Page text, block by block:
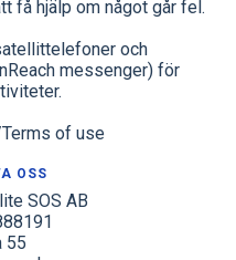
få hjälp om något går fel.
och
messenger) för
of use
OSS
SOS AB
55